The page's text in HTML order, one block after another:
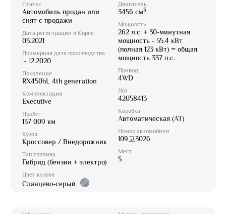
Статус
Автомобиль продан или
снят с продажи
Дата регистрации в Корее
03.2021
Примерная дата производства
~ 12.2020
Поколение
RX450hL 4th generation
Комплектация
Executive
Пробег
137 009 км
Кузов
Кроссовер / Внедорожник
Тип топлива
Гибрид (бензин + электро)
Цвет кузова
Сланцево-серый
Двигатель
3456 см3
Мощность
262 л.с. + 30-минутная
мощность - 55.4 кВт
(полная 123 кВт) = общая
мощность 337 л.с.
Привод
4WD
Лот
42058413
Коробка
Автоматическая (AT)
Номер автомобиля
109고3026
Мест
5